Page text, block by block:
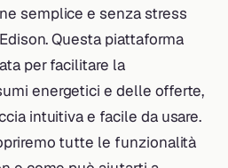
semplice e senza stress
Questa piattaforma
per facilitare la
energetici e delle offerte,
intuitiva e facile da usare.
tutte le funzionalità